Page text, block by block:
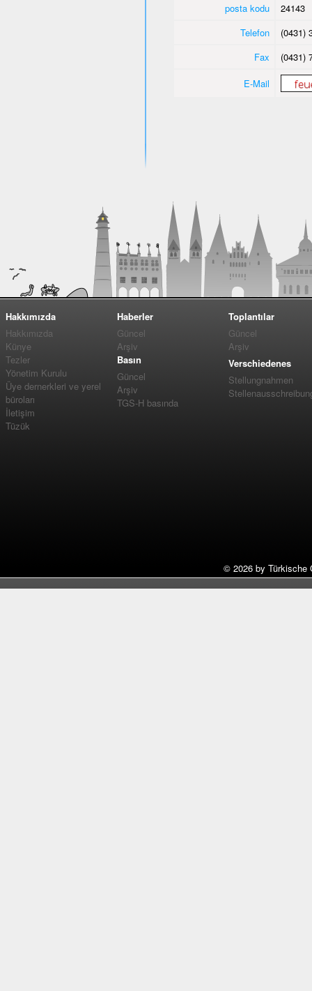
posta kodu
24143
Telefon
(0431)
Fax
(0431)
E-Mail
Hakkımızda
Hakkımızda
Künye
Tezler
Yönetim Kurulu
Üye dernerkleri ve yerel
büroları
İletişim
Tüzük
Haberler
Güncel
Arşiv
Basın
Güncel
Arşiv
TGS-H basında
Toplantılar
Güncel
Arşiv
Verschiedenes
Stellungnahmen
© 2026 by Türkische